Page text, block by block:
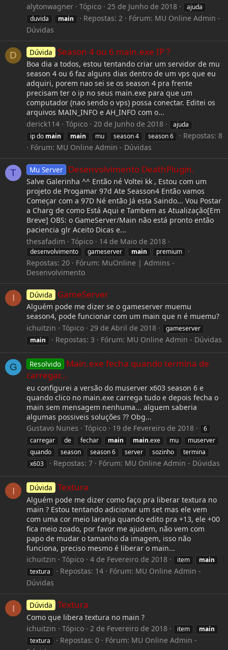
alytonwagner
Tópico 25 de Junho de 2018
ajuda
duvida
main Repostas: 2 Fórum: MU Online Admin -
Dúvidas
D Dúvida Season 4 ou 6 main.exe IP ?
Boa dia a todos, estou tentando criar um servidor de mu
season 4 ou 6 faz alguns dias dentro de um vps que eu
adquiri, porem nao sei se os season 4 pra frente
precisam ter o ip no seus main.exe para que um
computador (nao sendo o vps) possa conectar. Editei os
arquivos MAIN_INFO e AH_INFO com o...
derick114
Tópico 20 de Junho de 2018
ajuda
ip do main main mu season 4 season 6
Repostas: 8
Fórum: MU Online Admin - Dúvidas
T Mu Server Desenvolvimento DeathPlugin.
Salve Galerinha ^^ Então né Voltei kk , Estou com um
projeto de Progamar 97d Ate Seasson4 Então vamos
Começar com a 97D Né então Já esta Saindo... Vou Postar
a Charg de como Está Aqui e Tambem as Atualização[Em
Breve] OBS: o GameServer/Main não está pronto então
paciencia glr Aceito Dicas e...
thesafadim
Tópico 14 de Maio de 2018
desenvolvimento gameserver main premium
Repostas: 20 Fórum: MuOnline | Admins -
Desenvolvimento
I Dúvida GameServer
Alguém pode me dizer se o gameserver muemu
season4, pode funcionar com um main que n é muemu?
ichuitzin
Tópico 29 de Abril de 2018
gameserver
main
Repostas: 3 Fórum: MU Online Admin - Dúvidas
G Resolvido Main.exe fecha quando termina de
carregar...
eu configurei a versão do muserver x603 season 6 e
quando clico no main.exe carrega tudo e depois fecha o
main sem mensagem nenhuma... alguem saberia
algumas possiveis soluções ?? Obg...
Gustavo Nunes
Tópico 19 de Fevereiro de 2018
6
carregar
de fechar main main.exe mu
muserver
quando
season season 6 server sozinho
termina
x603
Repostas: 7 Fórum: MU Online Admin - Dúvidas
I Dúvida Textura
Alguém pode me dizer como faço pra liberar textura no
main ? Estou tentando adicionar um set mas ele vem
com uma cor meio laranja quando edito pra +13, ele +00
fica meio zoado, por favor me ajudem, não vem com
papo de mudar o tamanho da imagem, isso não
funciona, preciso mesmo é liberar o main...
ichuitzin
Tópico 4 de Fevereiro de 2018 item
main
textura
Repostas: 14 Fórum: MU Online Admin -
Dúvidas
I Dúvida Textura
Como que libera textura no main ?
ichuitzin
Tópico 2 de Fevereiro de 2018 item
main
textura
Repostas: 0 Fórum: MU Online Admin -